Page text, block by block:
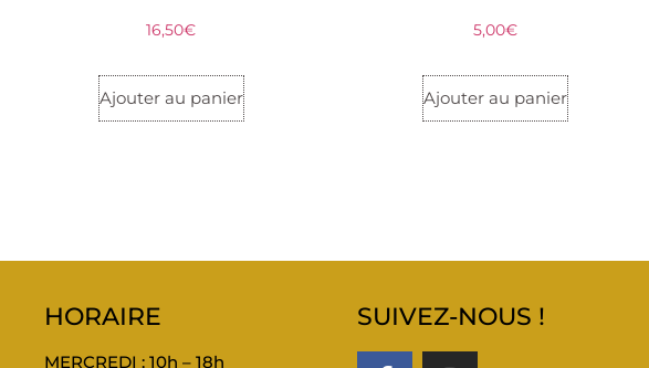
16,50€
Ajouter au panier
5,00€
Ajouter au panier
HORAIRE
MERCREDI : 10h – 18h
SUIVEZ-NOUS !